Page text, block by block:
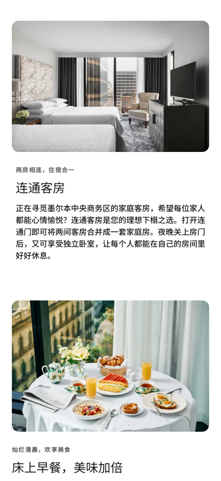
两房相连，住宿合一
连通客房
正在寻觅墨尔本中央商务区的家庭客房，希望每位家人
都能心情愉悦？连通客房是您的理想下榻之选。打开连
通门即可将两间客房合并成一套家庭房。夜晚关上房门
后，又可享受独立卧室，让每个人都能在自己的房间里
好好休息。
灿烂清晨，欢享美食
床上早餐，美味加倍